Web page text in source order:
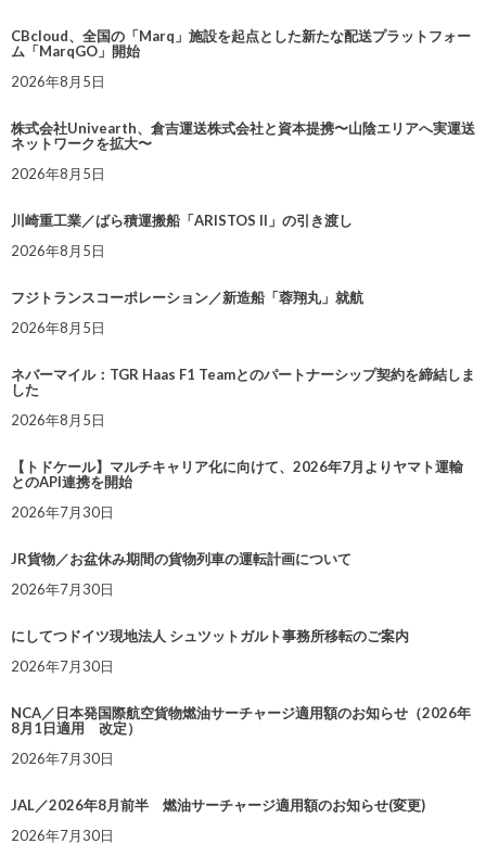
CBcloud、全国の「Marq」施設を起点とした新たな配送プラットフォー
ム「MarqGO」開始
2026年8月5日
株式会社Univearth、倉吉運送株式会社と資本提携〜山陰エリアへ実運送
ネットワークを拡大〜
2026年8月5日
川崎重工業／ばら積運搬船「ARISTOS II」の引き渡し
2026年8月5日
フジトランスコーポレーション／新造船「蓉翔丸」就航
2026年8月5日
ネバーマイル：TGR Haas F1 Teamとのパートナーシップ契約を締結しま
した
2026年8月5日
【トドケール】マルチキャリア化に向けて、2026年7月よりヤマト運輸
とのAPI連携を開始
2026年7月30日
JR貨物／お盆休み期間の貨物列車の運転計画について
2026年7月30日
にしてつドイツ現地法人 シュツットガルト事務所移転のご案内
2026年7月30日
NCA／日本発国際航空貨物燃油サーチャージ適用額のお知らせ（2026年
8月1日適用 改定）
2026年7月30日
JAL／2026年8月前半 燃油サーチャージ適用額のお知らせ(変更)
2026年7月30日